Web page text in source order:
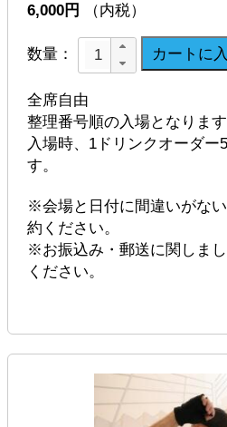
6,000円 （内税）
数量：
全席自由
整理番号順の入場となります
入場時、1ドリンクオーダー
す。
※会場と日付に間違いがな
約ください。
※お振込み・郵送に関しま
ください。